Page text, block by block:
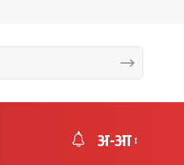
अ-आ